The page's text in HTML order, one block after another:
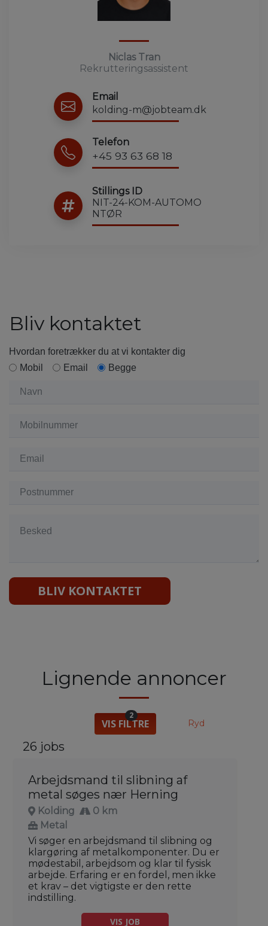
Niclas Tran
Rekrutteringsassistent
Email
kolding-m@jobteam.dk
Telefon
+45 93 63 68 18
Stillings ID
NIT-24-KOM-AUTOMO
NTØR
Bliv kontaktet
Hvordan foretrækker du at vi kontakter dig
Mobil
Email Begge
BLIV KONTAKTET
Lignende annoncer
VIS FILTRE
2
Ryd
26 jobs
Arbejdsmand til slibning af
metal søges nær Herning
Kolding
0 km
Metal
Vi søger en arbejdsmand til slibning og
klargøring af metalkomponenter. Du er
mødestabil, arbejdsom og klar til fysisk
arbejde. Erfaring er en fordel, men ikke
et krav – det vigtigste er den rette
indstilling.
VIS JOB